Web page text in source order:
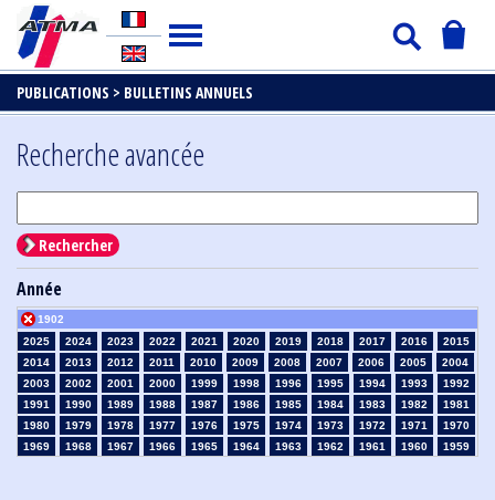
PUBLICATIONS > BULLETINS ANNUELS
Recherche avancée
Rechercher
Année
2025 2024 2023 2022 2021 2020 2019 2018 2017 2016
2015
2014
2013 2012 2011 2010 2009 2008 2007 2006 2005
2004
2003
2002 2001 2000 1999 1998 1996 1995 1994 1993
1992
1991
1990 1989 1988 1987 1986 1985 1984 1983 1982
1981
1980
1979 1978 1977 1976 1975 1974 1973 1972 1971
1970
1969
1968 1967 1966 1965 1964 1963 1962 1961 1960
1959
1902